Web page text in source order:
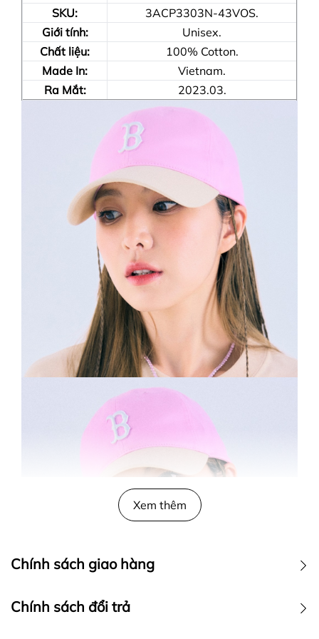
SKU:
3ACP3303N-43VOS.
Giới tính:
Unisex.
Chất liệu:
100% Cotton.
Made In:
Vietnam.
Ra Mắt:
2023.03.
Xem thêm
Chính sách giao hàng
I. GIAO HÀNG TIÊU CHUẨN
Chính sách đổi trả